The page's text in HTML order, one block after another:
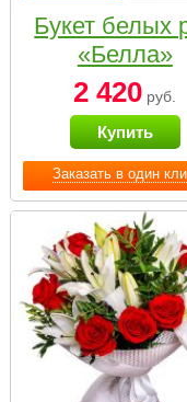
Заказать в один
Букет белых
«Белла»
2 420 руб.
Купить